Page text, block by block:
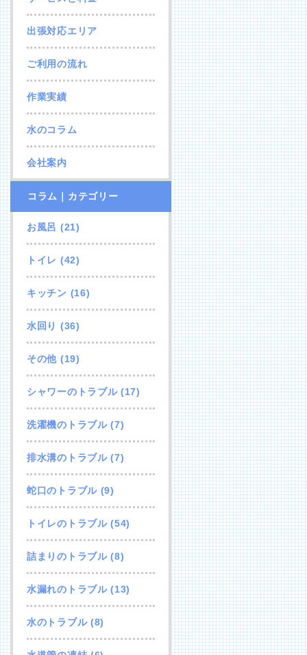
出張対応エリア
ご利用の流れ
作業実績
水のコラム
会社案内
コラム｜カテゴリー
お風呂 (21)
トイレ (42)
キッチン (16)
水回り (36)
その他 (19)
シャワーのトラブル(17)
洗濯機のトラブル(7)
排水溝のトラブル(7)
蛇口のトラブル(9)
トイレのトラブル(54)
詰まりのトラブル(8)
水漏れのトラブル(13)
水のトラブル(8)